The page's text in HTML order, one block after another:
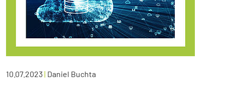
10.07.2023| Daniel Buchta